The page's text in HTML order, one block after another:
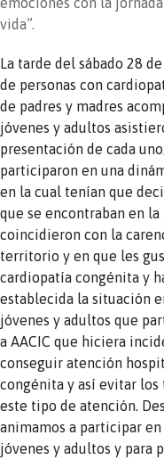
vida”.
La tarde del sábado 28
de personas con
de padres y madres
jóvenes y adultos
presentación de cada
participaron en una
en la cual tenían que
que se encontraban en
coincidieron con la
territorio y en que les
cardiopatía congénita y
establecida la situación
jóvenes y adultos que
a AACIC que hiciera
conseguir atención
congénita y así evitar los
este tipo de atención.
animamos a participar
jóvenes y adultos y para